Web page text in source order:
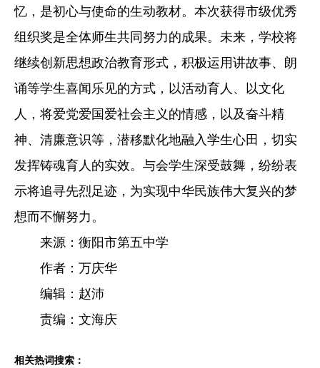
忆，是初心与使命的生动教材。本次获得市级优秀
组织奖是全体师生共同努力的成果。未来，学校将
继续创新思想政治教育形式，积极运用讲故事、朗
诵等学生喜闻乐见的方式，以活动育人、以文化
人，将爱党爱国爱社会主义的情感，以及奋斗精
神、清廉意识等，潜移默化地融入学生心田，切实
发挥铸魂育人的实效。与会学生深受鼓舞，纷纷表
示将追寻先烈足迹，为实现中华民族伟大复兴的梦
想而不懈努力。
来源：衡阳市第五中学
作者：万庆华
编辑：赵沛
责编：文海庆
相关热词搜索：